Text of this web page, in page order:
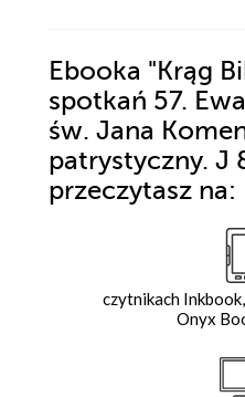
Ebooka "Krąg
spotkań 57.
św. Jana
patrystyczny. J
przeczytasz na:
czytnikach
Onyx